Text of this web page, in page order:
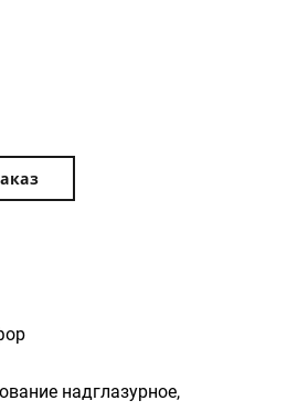
надглазурное,